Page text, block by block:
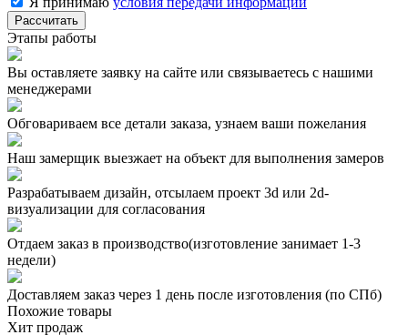
Рассчитать
Этапы работы
Вы оставляете заявку на сайте или связываетесь с нашими
менеджерами
Обговариваем все детали заказа, узнаем ваши пожелания
Наш замерщик выезжает на объект для выполнения замеров
Разрабатываем дизайн, отсылаем проект 3d или 2d-
визуализации для согласования
Отдаем заказ в производство(изготовление занимает 1-3
недели)
Доставляем заказ через 1 день после изготовления (по СПб)
Похожие товары
Хит продаж